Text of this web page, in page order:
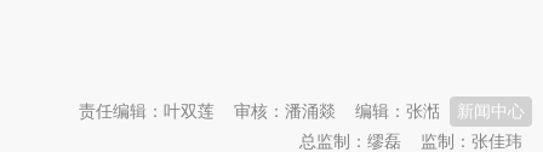
新闻中心
编辑：张湉
审核：潘涌燚
责任编辑：叶双莲
监制：张佳玮
总监制：缪磊